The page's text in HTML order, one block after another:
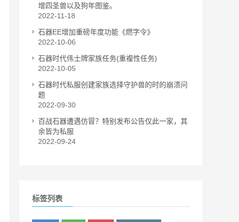
增四圣兽以及狗年图鉴。
2022-11-18
石器EE增加重磅年度功能《燃字令》
2022-10-06
石器时代伟士牌家族任务(重複性任务)
2022-10-05
石器时代私服创建家族选择守护兽的时的崩溃问
题
2022-09-30
百战石器遭遇仿冒？特别发布公告仅此一家，其
余皆为私服
2022-09-24
标签列表